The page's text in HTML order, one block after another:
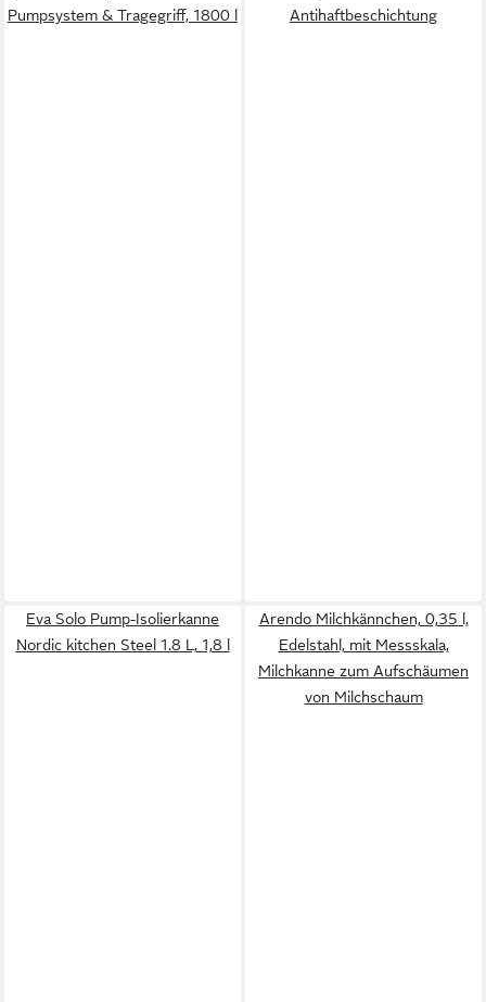
Pumpsystem & Tragegriff, 1800 l
Antihaftbeschichtung
Eva Solo Pump-Isolierkanne
Nordic kitchen Steel 1.8 L, 1,8 l
Arendo Milchkännchen, 0,35 l,
Edelstahl, mit Messskala,
Milchkanne zum Aufschäumen
von Milchschaum